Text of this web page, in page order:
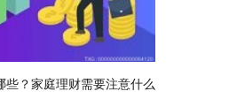
些？家庭理财需要注意什么